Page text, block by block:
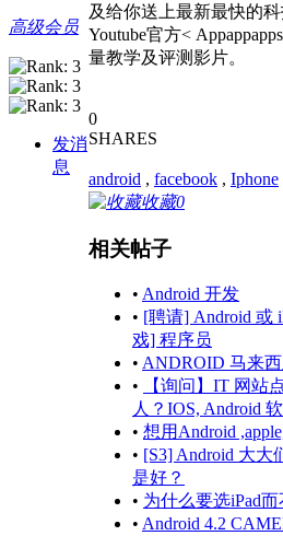
高级会员
发消
息
及给你送上最新最快的
Youtube官方<
量教学及评测影片。
0
SHARES
android , facebook , Iphone
收藏0
相关帖子
• Android 开发
• [聘请] Android 或
戏] 程序员
• ANDROID 马来
•
【询问】IT 网站
人？IOS, Android
• 想用Android
• [S3] Android 大
是好？
• 为什么要选iPad而
• Android 4.2